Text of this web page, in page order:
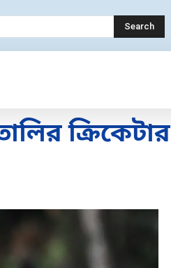
Search
ক্রিকেটার